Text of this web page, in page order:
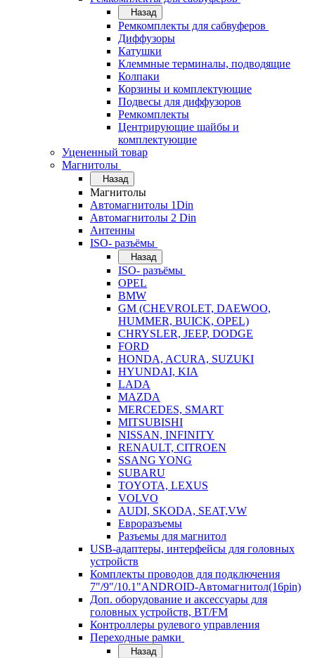
Назад
Ремкомплекты для сабвуферов
Диффузоры
Катушки
Клеммные терминалы, подводящие
Колпаки
Корзины и комплектующие
Подвесы для диффузоров
Ремкомплекты
Центрирующие шайбы и
комплектующие
Уцененный товар
Магнитолы
Назад
Магнитолы
Автомагнитолы 1Din
Автомагнитолы 2 Din
Антенны
ISO- разъёмы
Назад
ISO- разъёмы
OPEL
BMW
GM (CHEVROLET, DAEWOO,
HUMMER, BUICK, OPEL)
CHRYSLER, JEEP, DODGE
FORD
HONDA, ACURA, SUZUKI
HYUNDAI, KIA
LADA
MAZDA
MERCEDES, SMART
MITSUBISHI
NISSAN, INFINITY
RENAULT, CITROEN
SSANG YONG
SUBARU
TOYOTA, LEXUS
VOLVO
AUDI, SKODA, SEAT,VW
Евроразъемы
Разъемы для магнитол
USB-адаптеры, интерфейсы для головных
устройств
Комплекты проводов для подключения
7"/9"/10.1"ANDROID-Автомагнитол(16pin)
Доп. оборудование и аксессуары для
головных устройств, BT/FM
Контроллеры рулевого управления
Переходные рамки
Назад